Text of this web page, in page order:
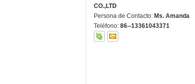
CO.,LTD
Persona de Contacto: Ms. Amanda
Teléfono: 86--13361043371